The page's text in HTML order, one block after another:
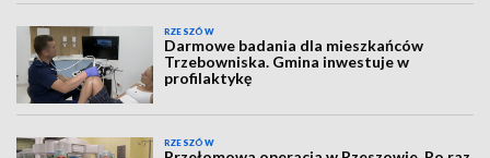
RZESZÓW
Darmowe badania dla mieszkańców
Trzebowniska. Gmina inwestuje w
profilaktykę
RZESZÓW